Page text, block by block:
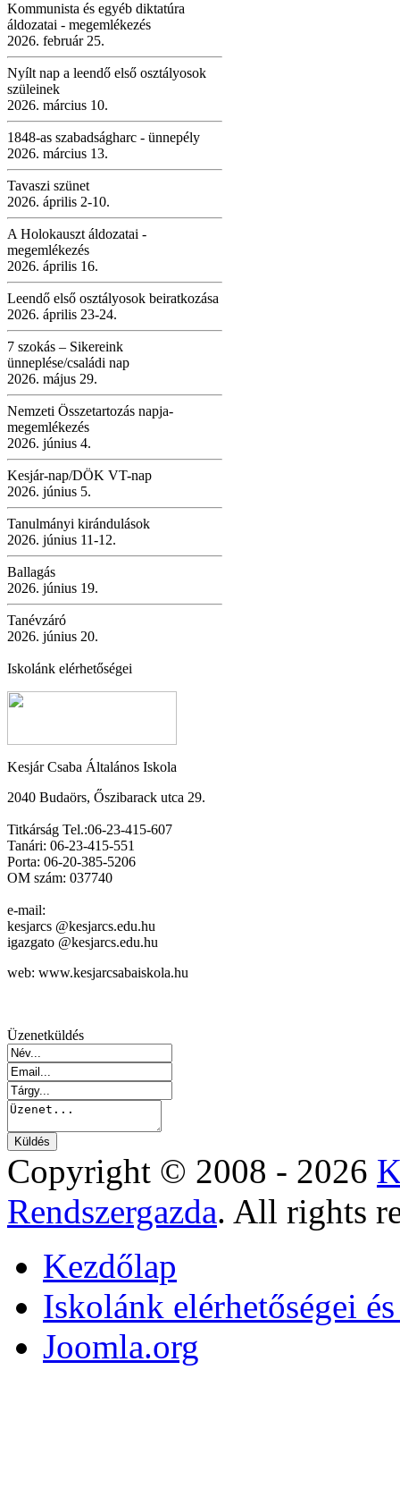
Kommunista és egyéb diktatúra
áldozatai - megemlékezés
2026. február 25.
Nyílt nap a leendő első osztályosok
szüleinek
2026. március 10.
1848-as szabadságharc - ünnepély
2026. március 13.
Tavaszi szünet
2026. április 2-10.
A Holokauszt áldozatai -
megemlékezés
2026. április 16.
Leendő első osztályosok beiratkozása
2026. április 23-24.
7 szokás – Sikereink
ünneplése/családi nap
2026. május 29.
Nemzeti Összetartozás napja-
megemlékezés
2026. június 4.
Kesjár-nap/DÖK VT-nap
2026. június 5.
Tanulmányi kirándulások
2026. június 11-12.
Ballagás
2026. június 19.
Tanévzáró
2026. június 20.
Iskolánk elérhetőségei
Kesjár Csaba Általános Iskola
2040 Budaörs, Őszibarack utca 29.
Titkárság Tel.:06-23-415-607
Tanári: 06-23-415-551
Porta: 06-20-385-5206
OM szám: 037740
e-mail:
kesjarcs @kesjarcs.edu.hu
igazgato @kesjarcs.edu.hu
web: www.kesjarcsabaiskola.hu
Üzenetküldés
Copyright © 2008 - 2026
Rendszergazda. All rights
Kezdőlap
Iskolánk elérhetőségei
Joomla.org